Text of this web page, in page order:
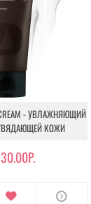
CREAM - УВЛАЖНЯЮЩИЙ
КОЖИ